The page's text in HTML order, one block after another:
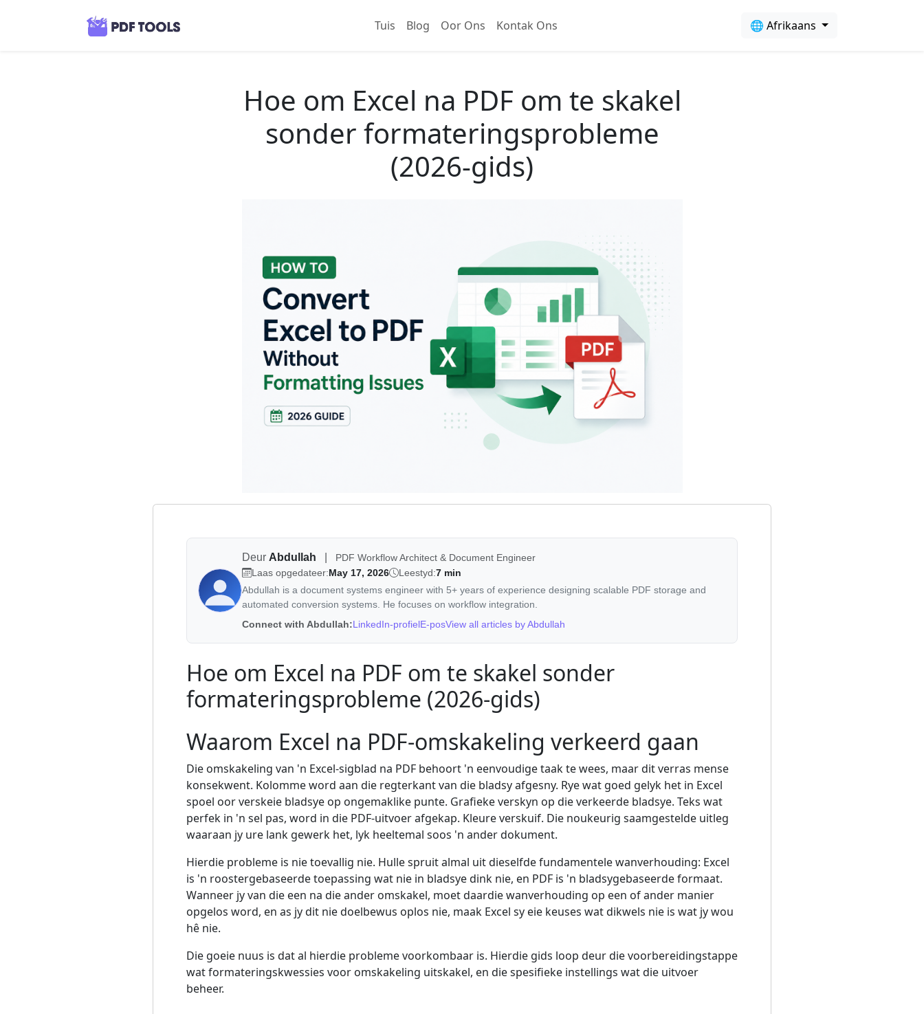
Tuis Blog Oor Ons Kontak Ons 🌐 Afrikaans
Hoe om Excel na PDF om te skakel
sonder formateringsprobleme
(2026-gids)
Deur Abdullah
PDF Workflow Architect & Document Engineer
Laas opgedateer:May 17, 2026 Leestyd:7 min
Abdullah is a document systems engineer with 5+ years of experience designing scalable PDF storage and
automated conversion systems. He focuses on workflow integration.
Connect with Abdullah:LinkedIn-profielE-posView all articles by Abdullah
Hoe om Excel na PDF om te skakel sonder
formateringsprobleme (2026-gids)
Waarom Excel na PDF-omskakeling verkeerd gaan
Die omskakeling van 'n Excel-sigblad na PDF behoort 'n eenvoudige taak te wees, maar dit verras mense
konsekwent. Kolomme word aan die regterkant van die bladsy afgesny. Rye wat goed gelyk het in Excel
spoel oor verskeie bladsye op ongemaklike punte. Grafieke verskyn op die verkeerde bladsye. Teks wat
perfek in 'n sel pas, word in die PDF-uitvoer afgekap. Kleure verskuif. Die noukeurig saamgestelde uitleg
waaraan jy ure lank gewerk het, lyk heeltemal soos 'n ander dokument.
Hierdie probleme is nie toevallig nie. Hulle spruit almal uit dieselfde fundamentele wanverhouding: Excel
is 'n roostergebaseerde toepassing wat nie in bladsye dink nie, en PDF is 'n bladsygebaseerde formaat.
Wanneer jy van die een na die ander omskakel, moet daardie wanverhouding op een of ander manier
opgelos word, en as jy dit nie doelbewus oplos nie, maak Excel sy eie keuses wat dikwels nie is wat jy wou
hê nie.
Die goeie nuus is dat al hierdie probleme voorkombaar is. Hierdie gids loop deur die voorbereidingstappe
wat formateringskwessies voor omskakeling uitskakel, en die spesifieke instellings wat die uitvoer
beheer.